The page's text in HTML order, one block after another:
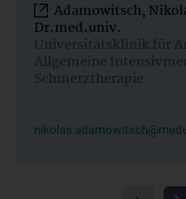
Adamowitsch,
Dr.med.univ.
Universitätsklinik für
Allgemeine
Schmerztherapie